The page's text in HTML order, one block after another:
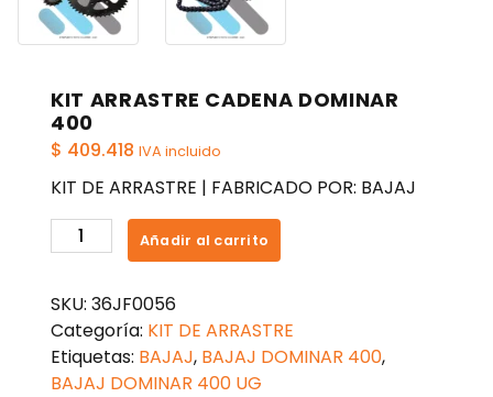
KIT ARRASTRE CADENA DOMINAR
400
$ 409.418 IVA incluido
KIT DE ARRASTRE | FABRICADO POR: BAJAJ
ARRASTRE
DOMINAR
400
cantidad
Añadir al carrito
SKU: 36JF0056
Categoría: KIT DE ARRASTRE
Etiquetas: BAJAJ, BAJAJ DOMINAR 400,
BAJAJ DOMINAR 400 UG